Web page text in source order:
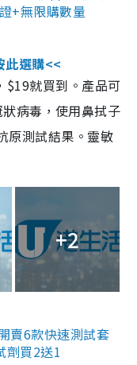
+無限購數量
此選購<<
$19就買到。產品可
病毒，使用鼻拭子
原測試結果。靈敏
+2
賣6款快速測試套
劑買2送1